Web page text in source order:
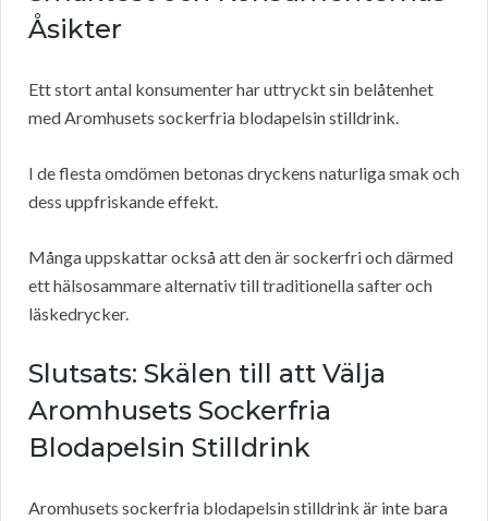
Åsikter
Ett stort antal konsumenter har uttryckt sin belåtenhet
med Aromhusets sockerfria blodapelsin stilldrink.
I de flesta omdömen betonas dryckens naturliga smak och
dess uppfriskande effekt.
Många uppskattar också att den är sockerfri och därmed
ett hälsosammare alternativ till traditionella safter och
läskedrycker.
Slutsats: Skälen till att Välja
Aromhusets Sockerfria
Blodapelsin Stilldrink
Aromhusets sockerfria blodapelsin stilldrink är inte bara